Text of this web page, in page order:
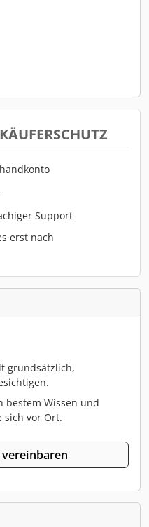
Support
erst nach
grundsätzlich,
bestem Wissen und
sich vor Ort.